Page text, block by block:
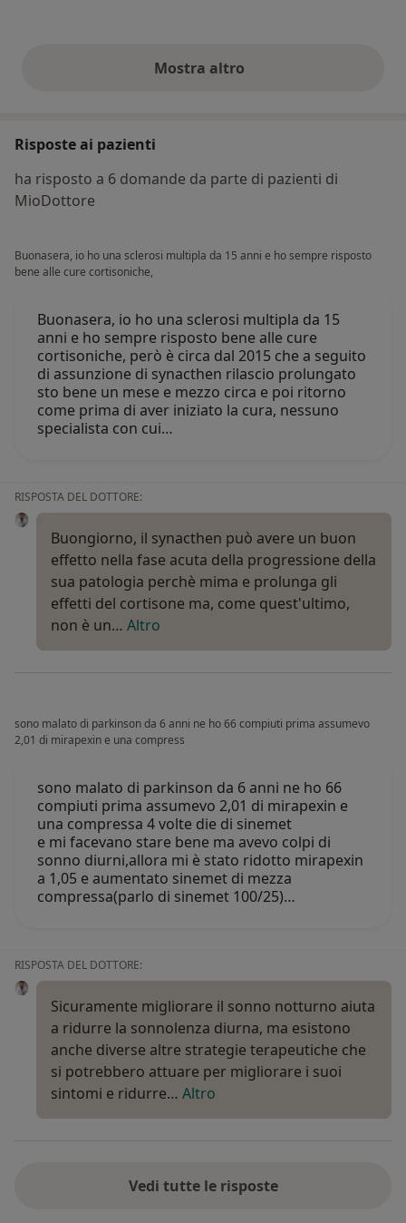
Mostra altroopinioni di cui sopra
Risposte ai pazienti
ha risposto a 6 domande da parte di pazienti di
MioDottore
Buonasera, io ho una sclerosi multipla da 15 anni e ho sempre risposto
bene alle cure cortisoniche,
Buonasera, io ho una sclerosi multipla da 15
anni e ho sempre risposto bene alle cure
cortisoniche, però è circa dal 2015 che a seguito
di assunzione di synacthen rilascio prolungato
sto bene un mese e mezzo circa e poi ritorno
come prima di aver iniziato la cura, nessuno
specialista con cui…
RISPOSTA DEL DOTTORE:
Buongiorno, il synacthen può avere un buon
effetto nella fase acuta della progressione della
sua patologia perchè mima e prolunga gli
effetti del cortisone ma, come quest'ultimo,
non è un… Altro
sono malato di parkinson da 6 anni ne ho 66 compiuti prima assumevo
2,01 di mirapexin e una compress
sono malato di parkinson da 6 anni ne ho 66
compiuti prima assumevo 2,01 di mirapexin e
una compressa 4 volte die di sinemet
e mi facevano stare bene ma avevo colpi di
sonno diurni,allora mi è stato ridotto mirapexin
a 1,05 e aumentato sinemet di mezza
compressa(parlo di sinemet 100/25)…
RISPOSTA DEL DOTTORE:
Sicuramente migliorare il sonno notturno aiuta
a ridurre la sonnolenza diurna, ma esistono
anche diverse altre strategie terapeutiche che
si potrebbero attuare per migliorare i suoi
sintomi e ridurre… Altro
Vedi tutte le risposte